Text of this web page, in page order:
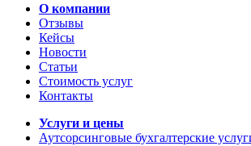
О компании
Отзывы
Кейсы
Новости
Статьи
Стоимость услуг
Контакты
Услуги и цены
Аутсорсинговые бухгалтерские